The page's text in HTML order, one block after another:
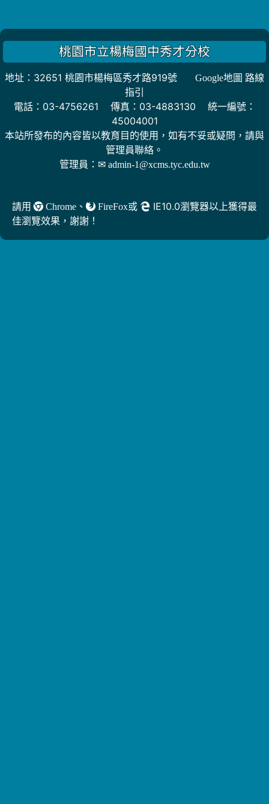
桃園市立楊梅國中秀才分校
地址：32651 桃園市楊梅區秀才路919號
Google地圖 路線
指引
電話：03-4756261 傳真：03-4883130 統一編號：
45004001
本站所發布的內容皆以教育目的使用，如有不妥或疑問，請與
管理員聯絡。
管理員： ✉ admin-1@xcms.tyc.edu.tw
請用 Chrome 、 FireFox或
IE10.0瀏覽器以上獲得最
佳瀏覽效果，謝謝！